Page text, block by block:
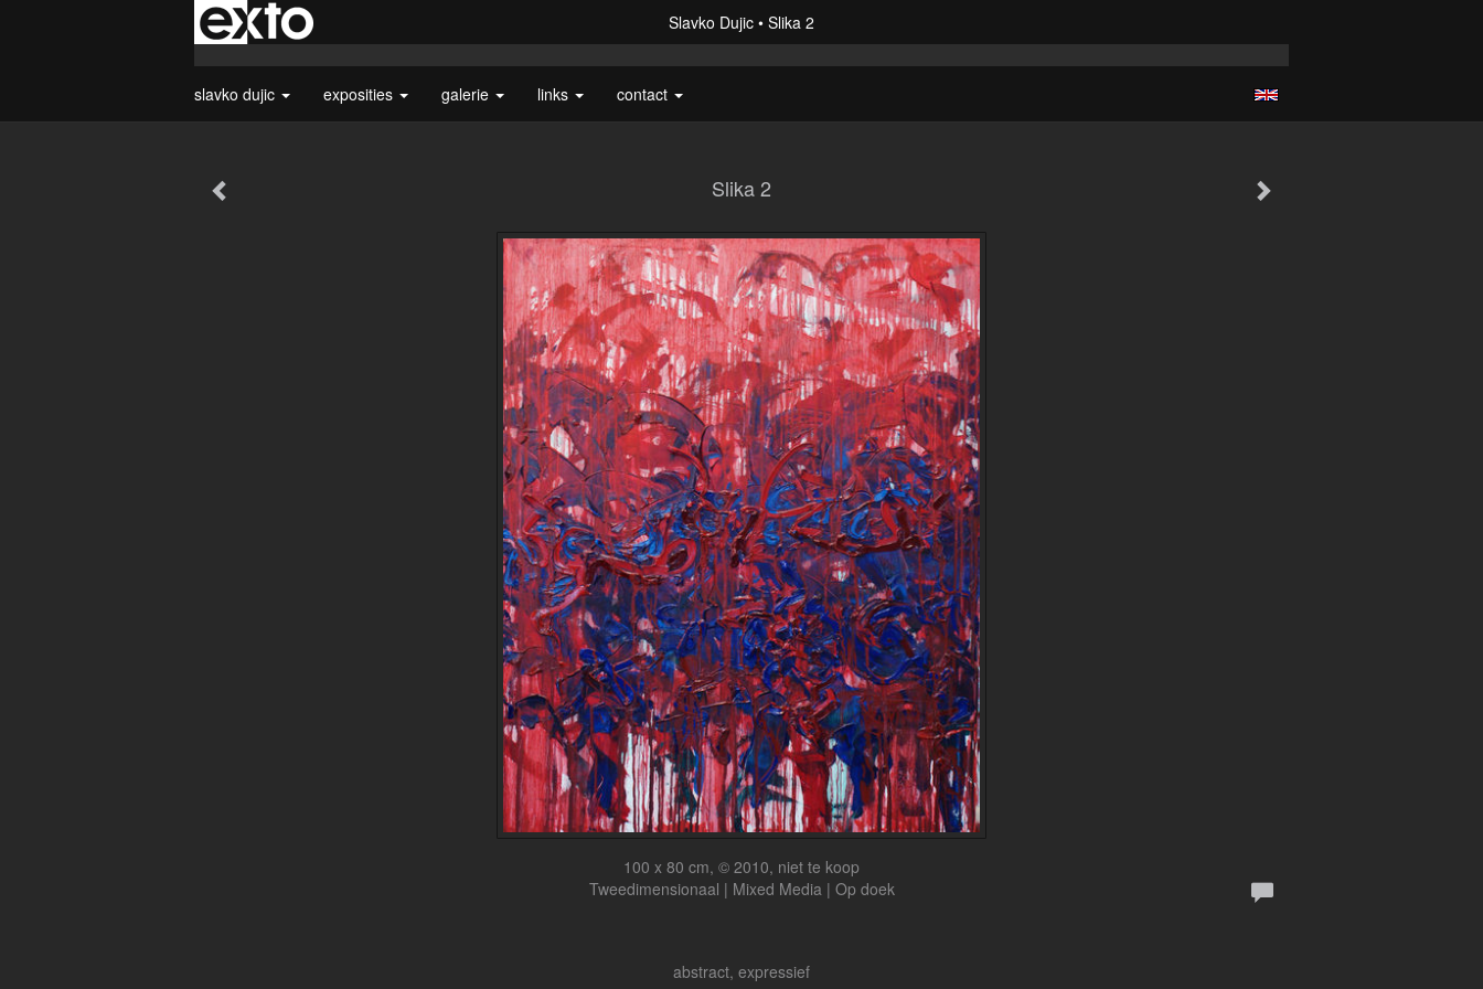
Slavko Dujic Slika 2
slavko dujic exposities galerie links contact
Slika 2
100 x 80 cm, © 2010, niet te koop
Tweedimensionaal | Mixed Media | Op doek
abstract, expressief